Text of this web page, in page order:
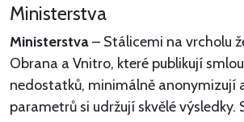
Ministerstva
Ministerstva– Stálicemi na vrcholu
Obrana a Vnitro, které publikují
nedostatků, minimálně anonymizují
parametrů si udržují skvělé výsledky.